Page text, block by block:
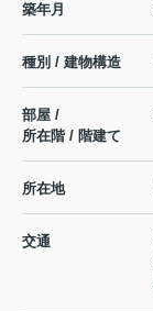
築年月
種別 / 建物構造
部屋 /
所在階 / 階建て
所在地
交通